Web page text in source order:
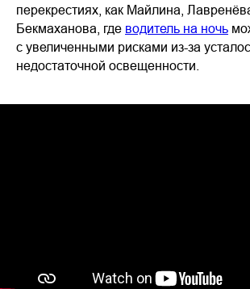
перекрестиях, как Майлина,
Бекмаханова, где водитель на ночь
с увеличенными рисками из-за
недостаточной освещенности.